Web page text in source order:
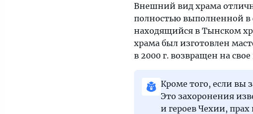
Внешний вид храма
полностью выполненной в
находящийся в Тынском
храма был изготовлен
в 2000 г. возвращен на
Кроме того, если вы
Это захоронения
и героев Чехии,